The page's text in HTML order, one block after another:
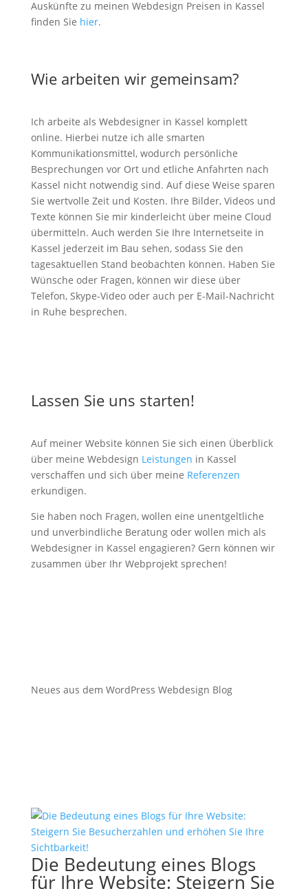
Auskünfte zu meinen Webdesign Preisen in Kassel
finden Sie hier.
Wie arbeiten wir gemeinsam?
Ich arbeite als Webdesigner in Kassel komplett
online. Hierbei nutze ich alle smarten
Kommunikationsmittel, wodurch persönliche
Besprechungen vor Ort und etliche Anfahrten nach
Kassel nicht notwendig sind. Auf diese Weise sparen
Sie wertvolle Zeit und Kosten. Ihre Bilder, Videos und
Texte können Sie mir kinderleicht über meine Cloud
übermitteln. Auch werden Sie Ihre Internetseite in
Kassel jederzeit im Bau sehen, sodass Sie den
tagesaktuellen Stand beobachten können. Haben Sie
Wünsche oder Fragen, können wir diese über
Telefon, Skype-Video oder auch per E-Mail-Nachricht
in Ruhe besprechen.
Lassen Sie uns starten!
Auf meiner Website können Sie sich einen Überblick
über meine Webdesign Leistungen in Kassel
verschaffen und sich über meine Referenzen
erkundigen.
Sie haben noch Fragen, wollen eine unentgeltliche
und unverbindliche Beratung oder wollen mich als
Webdesigner in Kassel engagieren? Gern können wir
zusammen über Ihr Webprojekt sprechen!
Neues aus dem WordPress Webdesign Blog
Die Bedeutung eines Blogs
für Ihre Website: Steigern Sie